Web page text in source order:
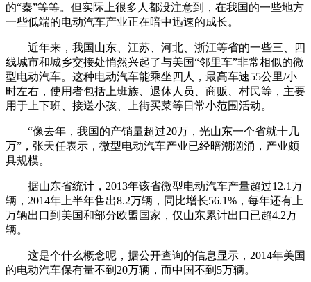
的“秦”等等。但实际上很多人都没注意到，在我国的一些地方
一些低端的电动汽车产业正在暗中迅速的成长。
近年来，我国山东、江苏、河北、浙江等省的一些三、四
线城市和城乡交接处悄然兴起了与美国“邻里车”非常相似的微
型电动汽车。这种电动汽车能乘坐四人，最高车速55公里/小
时左右，使用者包括上班族、退休人员、商贩、村民等，主要
用于上下班、接送小孩、上街买菜等日常小范围活动。
“像去年，我国的产销量超过20万，光山东一个省就十几
万”，张天任表示，微型电动汽车产业已经暗潮汹涌，产业颇
具规模。
据山东省统计，2013年该省微型电动汽车产量超过12.1万
辆，2014年上半年售出8.2万辆，同比增长56.1%，每年还有上
万辆出口到美国和部分欧盟国家，仅山东累计出口已超4.2万
辆。
这是个什么概念呢，据公开查询的信息显示，2014年美国
的电动汽车保有量不到20万辆，而中国不到5万辆。